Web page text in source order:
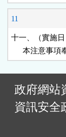
11
十一、（實施日
本注意事
政府網站
資訊安全